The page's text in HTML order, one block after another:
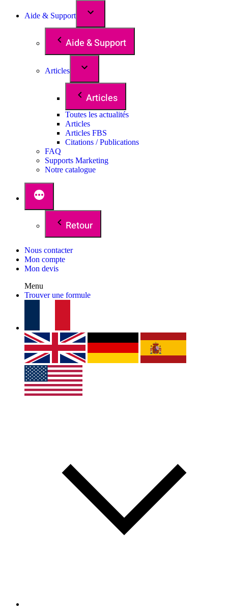
Aide & Support
Aide & Support
Articles
Articles
Toutes les actualités
Articles
Articles FBS
Citations / Publications
FAQ
Supports Marketing
Notre catalogue
Retour
Nous contacter
Mon compte
Mon devis
Menu
Trouver une formule